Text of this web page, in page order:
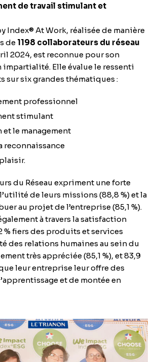
de travail stimulant et
Index® At Work, réalisée de manière
de 1198 collaborateurs du réseau
2024, est reconnue pour son
impartialité. Elle évalue le ressenti
sur six grandes thématiques :
professionnel
stimulant
le management
reconnaissance
du Réseau expriment une forte
de leurs missions (88,8 %) et la
au projet de l’entreprise (85,1 %).
à travers la satisfaction
% fiers des produits et services
des relations humaines au sein du
très appréciée (85,1 %), et 83,9
leur entreprise leur offre des
et de montée en